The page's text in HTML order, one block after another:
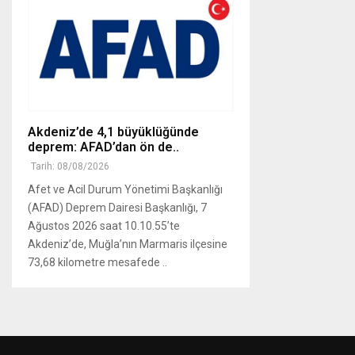
Akdeniz’de 4,1 büyüklüğünde
deprem: AFAD’dan ön de..
Tarih: 08/08/2026
Afet ve Acil Durum Yönetimi Başkanlığı
(AFAD) Deprem Dairesi Başkanlığı, 7
Ağustos 2026 saat 10.10.55’te
Akdeniz’de, Muğla’nın Marmaris ilçesine
73,68 kilometre mesafede ..